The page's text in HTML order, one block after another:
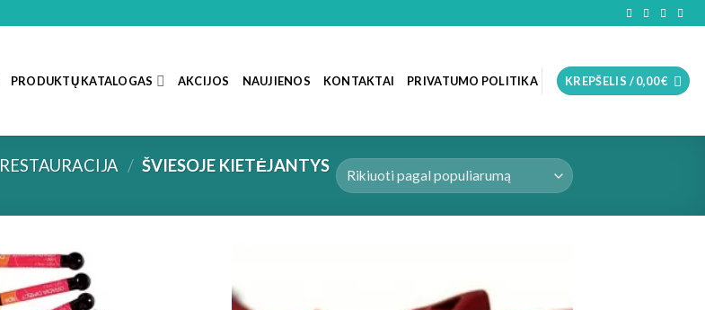
PRODUKTŲ KATALOGAS AKCIJOS NAUJIENOS KONTAKTAI PRIVATUMO POLITIKA KREPŠELIS /0,00€
RESTAURACIJA / ŠVIESOJE KIETĖJANTYS